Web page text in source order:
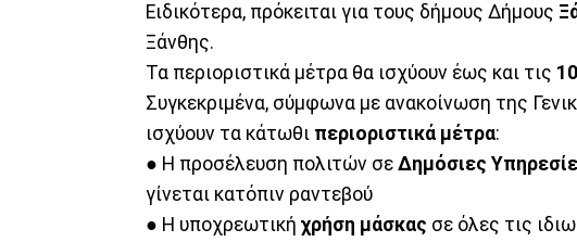
Ειδικότερα, πρόκειται για τους δήμους Δήμους
Ξάνθης.
Τα περιοριστικά μέτρα θα ισχύουν έως και τις
Συγκεκριμένα, σύμφωνα με ανακοίνωση της
ισχύουν τα κάτωθι περιοριστικά μέτρα:
● Η προσέλευση πολιτών σε Δημόσιες
γίνεται κατόπιν ραντεβού
● Η υποχρεωτική χρήση μάσκας σε όλες τις